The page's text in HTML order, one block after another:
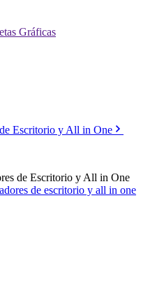
Gráficas
Escritorio y All in One
de Escritorio y All in One
de escritorio y all in one